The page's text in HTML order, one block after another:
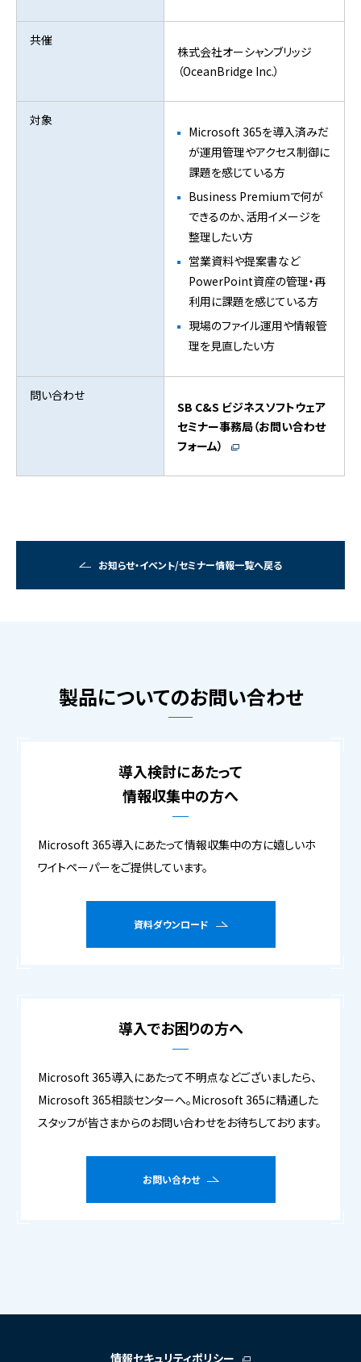
共催
株式会社オーシャンブリッジ
（OceanBridge Inc.）
対象
Microsoft 365を導入済みだ
が運用管理やアクセス制御に
課題を感じている方
Business Premiumで何が
できるのか、活用イメージを
整理したい方
営業資料や提案書など
PowerPoint資産の管理・再
利用に課題を感じている方
現場のファイル運用や情報管
理を見直したい方
問い合わせ
SB C&S ビジネスソフトウェア
セミナー事務局（お問い合わせ
フォーム）
お知らせ・イベント/セミナー情報一覧へ戻る
製品についてのお問い合わせ
導入検討にあたって
情報収集中の方へ
Microsoft 365導入にあたって情報収集中の方に嬉しいホ
ワイトペーパーをご提供しています。
資料ダウンロード
導入でお困りの方へ
Microsoft 365導入にあたって不明点などございましたら、
Microsoft 365相談センターへ。Microsoft 365に精通した
スタッフが皆さまからのお問い合わせをお待ちしております。
お問い合わせ
情報セキュリティポリシー